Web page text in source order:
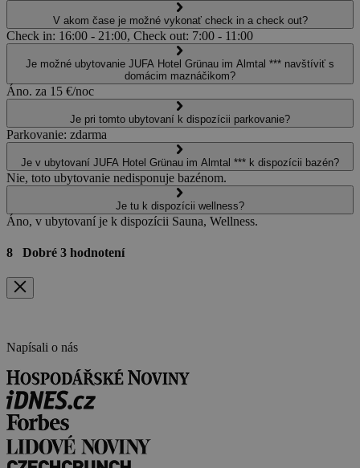
V akom čase je možné vykonať check in a check out?
Check in: 16:00 - 21:00, Check out: 7:00 - 11:00
Je možné ubytovanie JUFA Hotel Grünau im Almtal *** navštíviť s
domácim maznáčikom?
Áno. za 15 €/noc
Je pri tomto ubytovaní k dispozícii parkovanie?
Parkovanie: zdarma
Je v ubytovaní JUFA Hotel Grünau im Almtal *** k dispozícii bazén?
Nie, toto ubytovanie nedisponuje bazénom.
Je tu k dispozícii wellness?
Áno, v ubytovaní je k dispozícii Sauna, Wellness.
8 Dobré 3 hodnotení
Napísali o nás